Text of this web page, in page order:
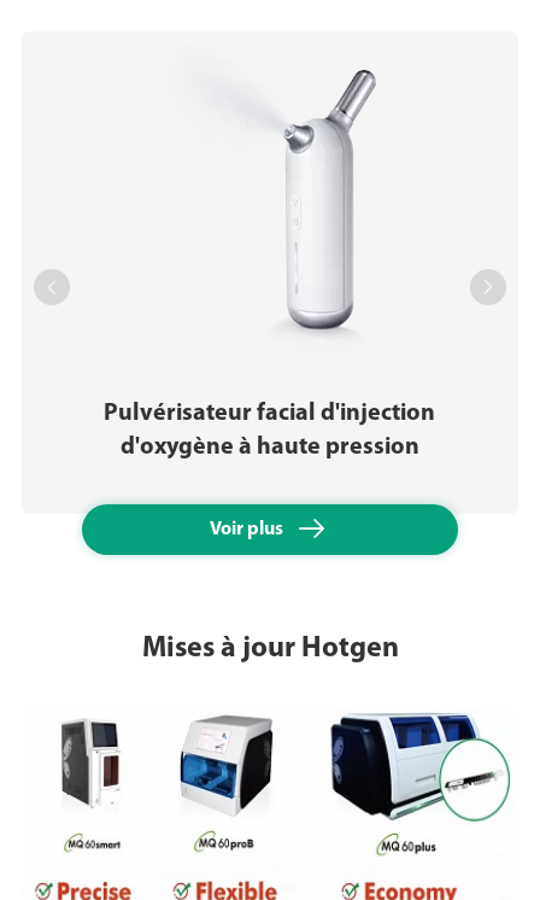
Pulvérisateur facial d'injection
d'oxygène à haute pression
Voir plus 
 
Mises à jour Hotgen